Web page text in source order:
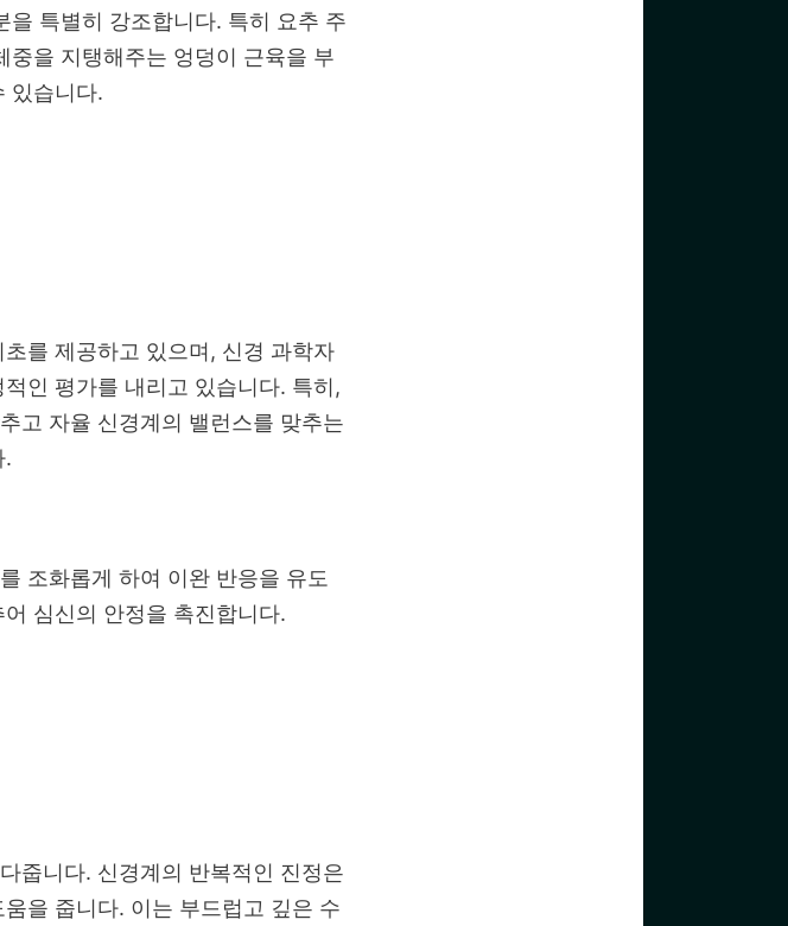
특별히 강조합니다. 특히 요추 주
중을 지탱해주는 엉덩이 근육을 부
있습니다.
를 제공하고 있으며, 신경 과학자
인 평가를 내리고 있습니다. 특히,
고 자율 신경계의 밸런스를 맞추는
.
조화롭게 하여 이완 반응을 유도
심신의 안정을 촉진합니다.
줍니다. 신경계의 반복적인 진정은
을 줍니다. 이는 부드럽고 깊은 수